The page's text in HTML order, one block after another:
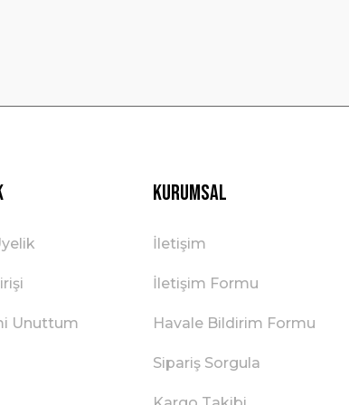
Unuttum
Kurumsal
İletişim
İletişim Formu
Havale Bildirim Formu
Sipariş Sorgula